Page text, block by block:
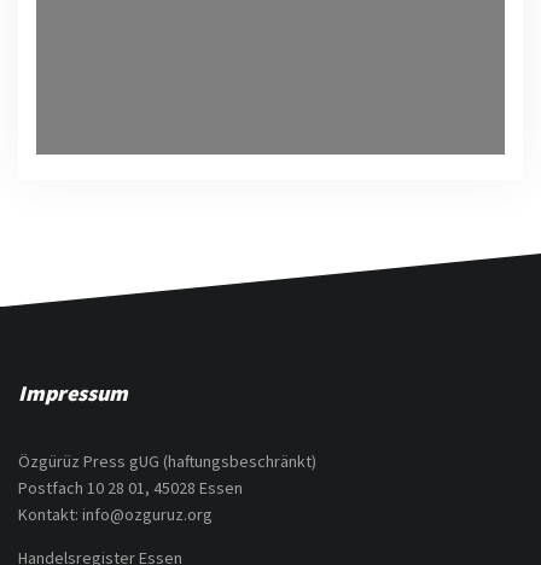
Impressum
Özgürüz Press gUG (haftungsbeschränkt)
Postfach 10 28 01, 45028 Essen
Kontakt: info@ozguruz.org
Handelsregister Essen